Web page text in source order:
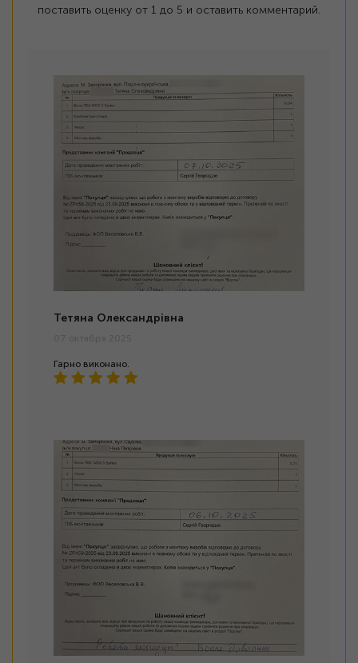
поставить оценку от 1 до 5 и оставить комментарий.
Тетяна Олександрівна
Гарно виконано.